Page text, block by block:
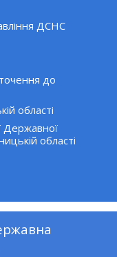
ДСНС
до
області
Державної
області